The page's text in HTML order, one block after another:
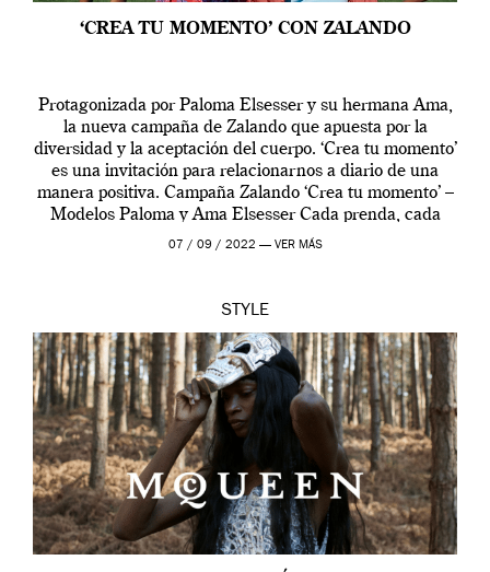
‘CREA TU MOMENTO’ CON ZALANDO
Protagonizada por Paloma Elsesser y su hermana Ama,
la nueva campaña de Zalando que apuesta por la
diversidad y la aceptación del cuerpo. ‘Crea tu momento’
es una invitación para relacionarnos a diario de una
manera positiva. Campaña Zalando ‘Crea tu momento’ –
Modelos Paloma y Ama Elsesser Cada prenda, cada
outfit, cada momento, caracteriza […]
07 / 09 / 2022 — VER MÁS
STYLE